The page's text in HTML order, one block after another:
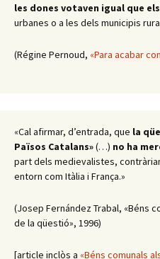
les dones votaven igual que
urbanes o a les dels municipis
(Régine Pernoud, «Para acabar
«Cal afirmar, d’entrada, que la
Països Catalans»(…) no ha
part dels medievalistes,
entorn com Itàlia i França.»
(Josep Fernández Trabal, «Béns
de la qüestió», 1996)
[article inclòs a «Béns comunals